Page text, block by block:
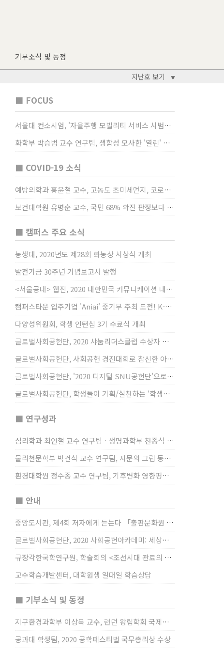
기부소식 및 동정
지난호 보기 ▼
■ FOCUS
서울대 컨소시엄, '자율주행 모빌리티 서비스 시범사업' 수행
화학부 박승범 교수 연구팀, 생합성 모사한 '열린' 비타민 B3 합성법 개발
■ COVID-19 소식
예방의학과 홍윤철 교수, 고농도 초미세먼지, 코로나19 발병률·치명률 높인다
보건대학원 유명순 교수, 국민 68% 확진 판정보다 걸렸단 이유로 비난받는 걸 더 두려해
■ 캠퍼스 주요 소식
농생대, 2020년도 제28회 화농상 시상식 개최
발전기금 30주년 기념보고서 발행
<서울공대> 웹진, 2020 대한민국 커뮤니케이션 대상 창간사보 부문 최우수상 선정
캠퍼스타운 입주기업 'Aniai' 중기부 주최 도전! K-스타트업 대상 수상
다양성위원회, 학생 인턴십 3기 수료식 개최
글로벌사회공헌단, 2020 샤눔리더스클럽 수상자 시상
글로벌사회공헌단, 사회공헌 경진대회로 참신한 아이디어 발굴, 지원
글로벌사회공헌단, '2020 디지털 SNU공헌단'으로 새로운 사회공헌에 도전
글로벌사회공헌단, 학생들이 기획/실천하는 ‘학생사회공헌단 프로젝트’ 진행
■ 연구성과
심리학과 최인철 교수 연구팀ㆍ생명과학부 천종식 교수 연구팀, 장내 마이크로바이옴과 정서적 웰빙간 관계 규명
물리천문학부 박건식 교수 연구팀, 지문의 그립 동작에서의 역할 및 원리 규명
환경대학원 정수종 교수 연구팀, 기후변화 영향평가 모형을 통해 기후변화에 따른 급격한 토양수분의 감소가 발생하는 지역과 시간을 규명
■ 안내
중앙도서관, 제4회 저자에게 듣는다 「출판문화원 저술강연 개최」(12/17)
글로벌사회공헌단, 2020 사회공헌아카데미: 세상을 바꾸는 가슴 따뜻한 나눔(12/23~24)
규장각한국학연구원, 학술회의 <조선시대 관료의 인사> (12/22)
교수학습개발센터, 대학원생 일대일 학습상담
■ 기부소식 및 동정
지구환경과학부 이상묵 교수, 런던 왕립학회 국제장애인의 날 기념 “전 세계 장애가 있는 과학자”에 소개
공과대 학생팀, 2020 공학페스티벌 국무총리상 수상